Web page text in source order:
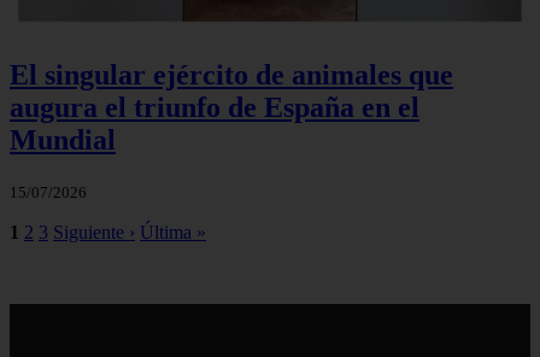
El singular ejército de animales que
augura el triunfo de España en el
Mundial
15/07/2026
1 2 3 Siguiente › Última »